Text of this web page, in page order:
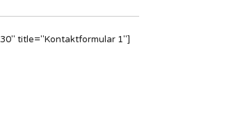
title="Kontaktformular 1"]